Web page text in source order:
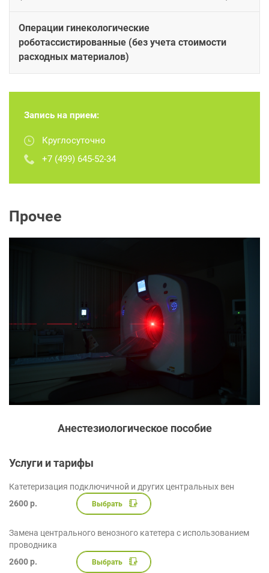
Операции гинекологические
роботассистированные (без учета стоимости
расходных материалов)
Запись на прием:
Круглосуточно
+7 (499) 645-52-34
Прочее
Анестезиологическое пособие
Услуги и тарифы
Катетеризация подключичной и других центральных вен
2600 р.
Выбрать
Замена центрального венозного катетера с использованием
проводника
2600 р.
Выбрать